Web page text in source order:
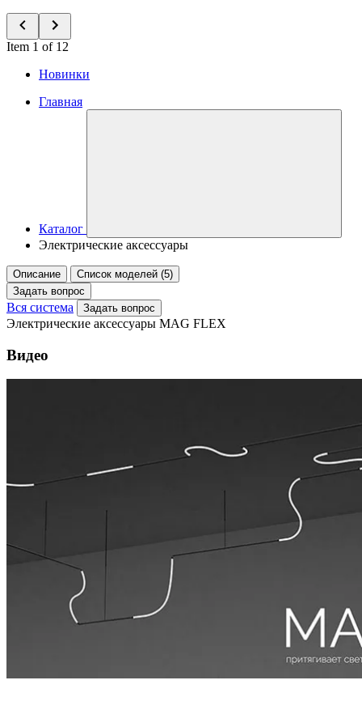
Item 1 of 12
Новинки
Главная
Каталог
Электрические аксессуары
Описание
Список моделей (5)
Задать вопрос
Вся система Задать вопрос
Электрические аксессуары MAG FLEX
Видео